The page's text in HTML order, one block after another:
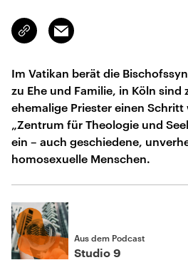
Link
kopieren/teilen
Email
Im Vatikan berät die
zu Ehe und Familie, in Köln sind
ehemalige Priester einen Schritt
„Zentrum für Theologie und
ein – auch geschiedene,
homosexuelle Menschen.
Aus dem Podcast
Studio 9